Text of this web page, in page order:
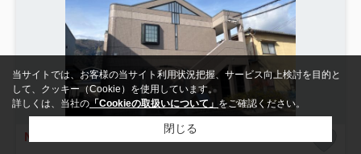
NEW
当サイトでは、お客様の当サイト利用状況把握、サービス向上検討を目的と
して、クッキー（Cookie）を使用しています。
詳しくは、当社の 「Cookieの取扱いについて」 をご確認ください。
閉じる